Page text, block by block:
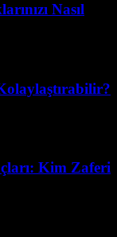
Nasıl
Kim Zaferi